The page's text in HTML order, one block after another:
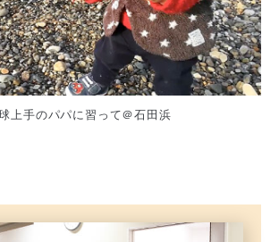
上手のパパに習って＠石田浜